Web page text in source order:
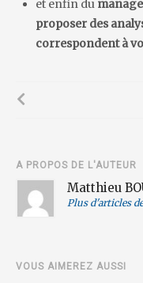
et enfin du
proposer des
correspondent à
A PROPOS DE L'AUTEUR
Matthieu
Plus d'articles
VOUS AIMEREZ AUSSI